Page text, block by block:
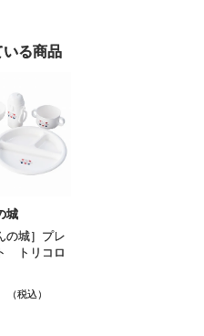
いる商品
城
の城］プレ
トリコロ
（税込）